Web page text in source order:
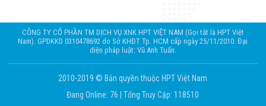
CÔNG TY CỔ PHẦN TM DỊCH VỤ XNK HPT VIỆT NAM (Gọi tắt là HPT Việt
Nam). GPDKKD 0310478692 do Sở KHĐT Tp. HCM cấp ngày 25/11/2010. Đại
diện pháp luật: Vũ Anh Tuấn.
2010-2019 © Bản quyền thuộc HPT Việt Nam
Đang Online: 76 |Tổng Truy Cập: 118510